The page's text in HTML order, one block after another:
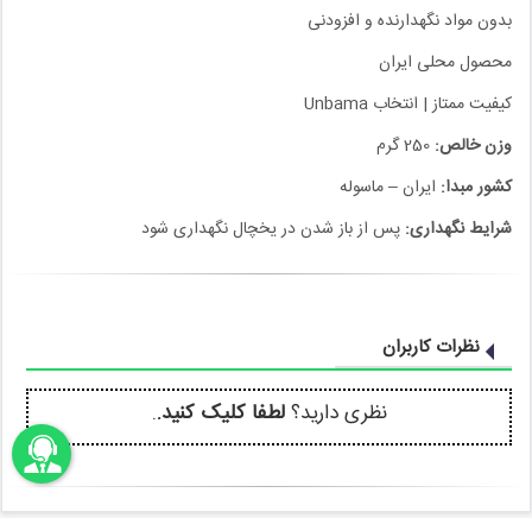
بدون مواد نگهدارنده و افزودنی
محصول محلی ایران
کیفیت ممتاز | انتخاب Unbama
وزن خالص:
کشور مبدا: ایران – ماسوله
شرایط نگهداری: پس از باز شدن در یخچال نگهداری شود
نظرات کاربران
نظری دارید؟لطفا کلیک کنید..